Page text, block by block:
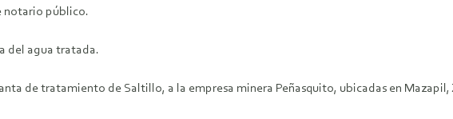
notario público.
del agua tratada.
de tratamiento de Saltillo, a la empresa minera Peñasquito, ubicadas en Mazapil,